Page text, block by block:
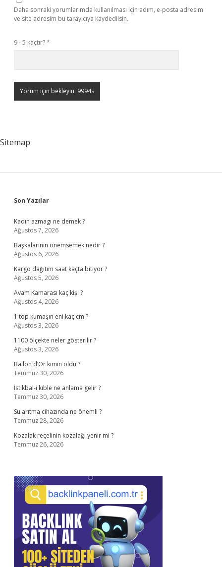
Daha sonraki yorumlarımda kullanılması için adım, e-posta adresim
ve site adresim bu tarayıcıya kaydedilsin.
9 - 5 kaçtır?*
Sitemap
Sidebar
Son Yazılar
Kadın azmagı ne demek ?
Ağustos 7, 2026
Başkalarının önemsemek nedir ?
Ağustos 6, 2026
Kargo dağıtım saat kaçta bitiyor ?
Ağustos 5, 2026
Avam Kamarası kaç kişi ?
Ağustos 4, 2026
1 top kumaşın eni kaç cm ?
Ağustos 3, 2026
1100 ölçekte neler gösterilir ?
Ağustos 3, 2026
Ballon d’Or kimin oldu ?
Temmuz 30, 2026
İstikbal-i kıble ne anlama gelir ?
Temmuz 30, 2026
Su arıtma cihazında ne önemli ?
Temmuz 28, 2026
Kozalak reçelinin kozalağı yenir mi ?
Temmuz 26, 2026